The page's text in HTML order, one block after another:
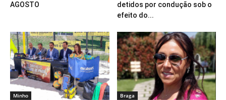
AGOSTO
detidos por condução sob o
efeito do...
Minho Braga